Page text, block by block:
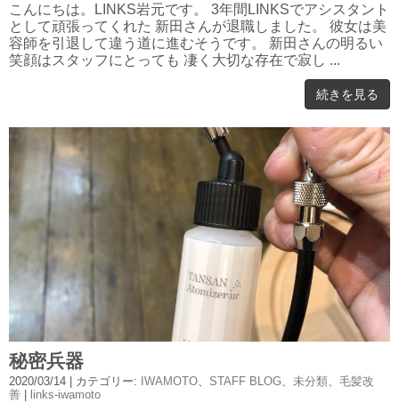
こんにちは。LINKS岩元です。 3年間LINKSでアシスタント
として頑張ってくれた 新田さんが退職しました。 彼女は美
容師を引退して違う道に進むそうです。 新田さんの明るい
笑顔はスタッフにとっても 凄く大切な存在で寂し ...
続きを見る
秘密兵器
2020/03/14 | カテゴリー: IWAMOTO STAFF BLOG 未分類
毛髪改
善
links-iwamoto